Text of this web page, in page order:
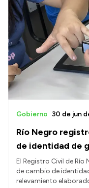
Río Negro
de identidad de
Gobierno 30 de jun
El Registro Civil de
de cambio de
relevamiento